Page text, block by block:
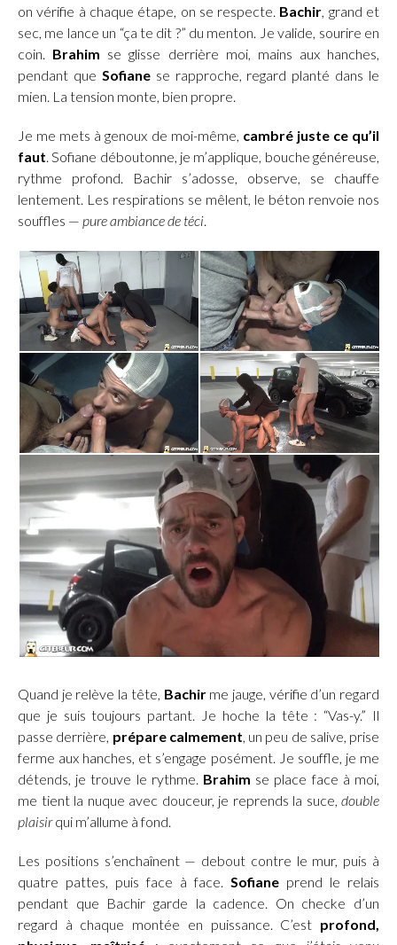
on vérifie à chaque étape, on se respecte. Bachir, grand et
sec, me lance un “ça te dit ?” du menton. Je valide, sourire en
coin. Brahim se glisse derrière moi, mains aux hanches,
pendant que Sofianese rapproche, regard planté dans le
mien. La tension monte, bien propre.
Je me mets à genoux de moi-même, cambré juste ce qu’il
faut. Sofiane déboutonne, je m’applique, bouche généreuse,
rythme profond. Bachir s’adosse, observe, se chauffe
lentement. Les respirations se mêlent, le béton renvoie nos
souffles — pure ambiance de téci.
Quand je relève la tête, Bachirme jauge, vérifie d’un regard
que je suis toujours partant. Je hoche la tête : “Vas-y.” Il
passe derrière, prépare calmement, un peu de salive, prise
ferme aux hanches, et s’engage posément. Je souffle, je me
détends, je trouve le rythme. Brahim se place face à moi,
me tient la nuque avec douceur, je reprends la suce, double
plaisirqui m’allume à fond.
Les positions s’enchaînent — debout contre le mur, puis à
quatre pattes, puis face à face. Sofiane prend le relais
pendant que Bachir garde la cadence. On checke d’un
regard à chaque montée en puissance. C’est profond,